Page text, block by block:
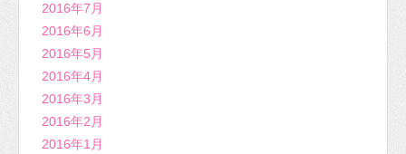
2016年7月
2016年6月
2016年5月
2016年4月
2016年3月
2016年2月
2016年1月